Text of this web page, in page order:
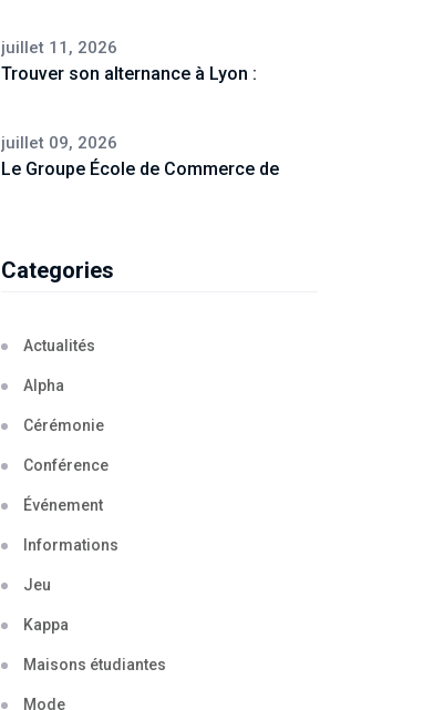
juillet 11, 2026
Trouver son alternance à Lyon :
juillet 09, 2026
Le Groupe École de Commerce de
Categories
Actualités
Alpha
Cérémonie
Conférence
Événement
Informations
Jeu
Kappa
Maisons étudiantes
Mode